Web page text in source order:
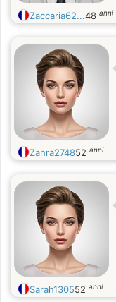
Zaccaria62...48 anni
Zahra274852 anni
Sarah130552 anni